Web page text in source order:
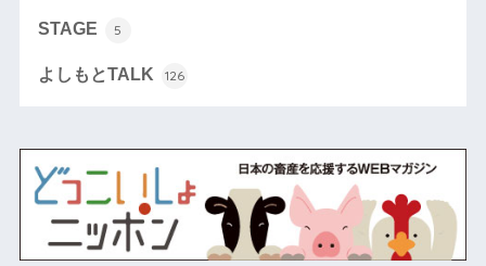
STAGE 5
よしもとTALK 126